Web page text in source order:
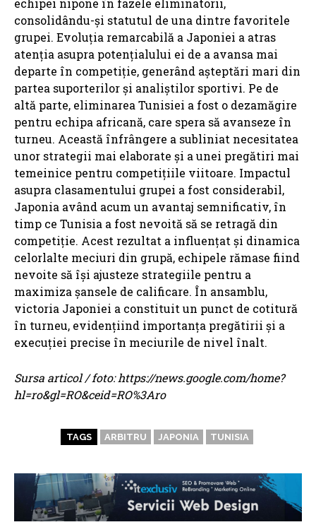
echipei nipone în fazele eliminatorii,
consolidându-și statutul de una dintre favoritele
grupei. Evoluția remarcabilă a Japoniei a atras
atenția asupra potențialului ei de a avansa mai
departe în competiție, generând așteptări mari din
partea suporterilor și analiștilor sportivi. Pe de
altă parte, eliminarea Tunisiei a fost o dezamăgire
pentru echipa africană, care spera să avanseze în
turneu. Această înfrângere a subliniat necesitatea
unor strategii mai elaborate și a unei pregătiri mai
temeinice pentru competițiile viitoare. Impactul
asupra clasamentului grupei a fost considerabil,
Japonia având acum un avantaj semnificativ, în
timp ce Tunisia a fost nevoită să se retragă din
competiție. Acest rezultat a influențat și dinamica
celorlalte meciuri din grupă, echipele rămase fiind
nevoite să își ajusteze strategiile pentru a
maximiza șansele de calificare. În ansamblu,
victoria Japoniei a constituit un punct de cotitură
în turneu, evidențiind importanța pregătirii și a
execuției precise în meciurile de nivel înalt.
Sursa articol / foto: https://news.google.com/home?
hl=ro&gl=RO&ceid=RO%3Aro
TAGS ARBITRU JAPONIA TUNISIA